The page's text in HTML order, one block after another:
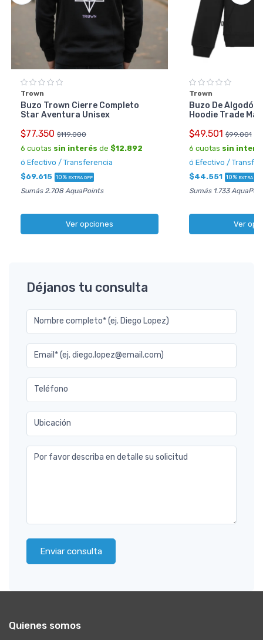
Trown
Buzo Trown Cierre Completo
Star Aventura Unisex
$77.350 $119.000
6 cuotas sin interés de $12.892
ó Efectivo / Transferencia
$69.615 10% EXTRA OFF
Sumás 2.708 AquaPoints
Ver opciones
Trown
Buzo De
Hoodie Trade
$49.501 $99.001
6 cuotas sin
ó Efectivo /
$44.551 10% EXTRA OFF
Sumás 1.733
Ver
Déjanos tu consulta
Nombre completo* (ej. Diego Lopez)
Email* (ej. diego.lopez@email.com)
Teléfono
Ubicación
Por favor describa en detalle su solicitud
Enviar consulta
Quienes somos